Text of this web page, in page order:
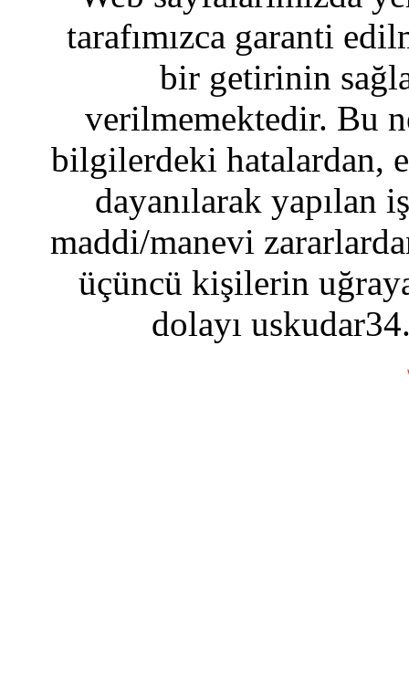
tarafımızca garanti
bir getirinin
verilmemektedir. Bu
bilgilerdeki hatalardan,
dayanılarak yapılan
maddi/manevi
üçüncü kişilerin
dolayı